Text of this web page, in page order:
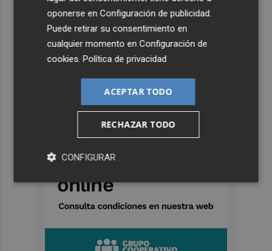
oponerse enConfiguración de publicidad
Puede retirar su consentimiento en
cualquier momento enConfiguración de
cookies .Política de privacidad
ACEPTAR TODO
RECHAZAR TODO
CONFIGURAR